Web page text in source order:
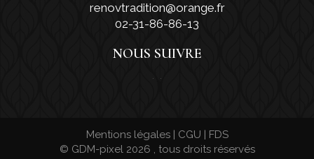
renovtradition@orange.fr
02-31-86-86-13
NOUS SUIVRE
Mentions légales| CGU | FDS
© GDM-pixel 2026 , tous droits réservés
Article ajouté au panier
0,00€